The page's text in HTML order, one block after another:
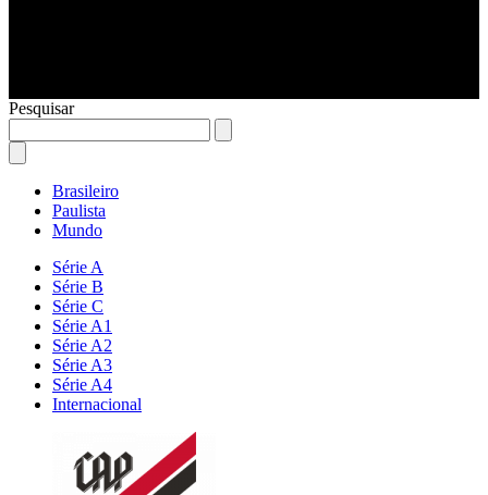
Pesquisar
Brasileiro
Paulista
Mundo
Série A
Série B
Série C
Série A1
Série A2
Série A3
Série A4
Internacional